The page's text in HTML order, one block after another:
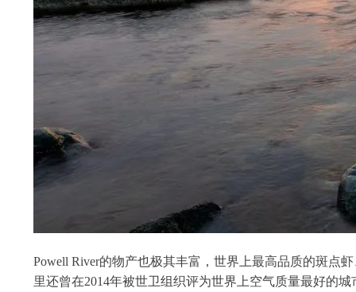
Powell River的物产也极其丰富，世界上最高品质的斑点
里还曾在2014年被世卫组织评为世界上空气质量最好的